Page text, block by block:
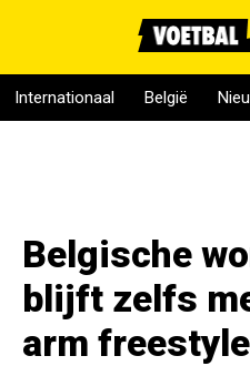
Internationaal België
Belgische
blijft zelfs
arm